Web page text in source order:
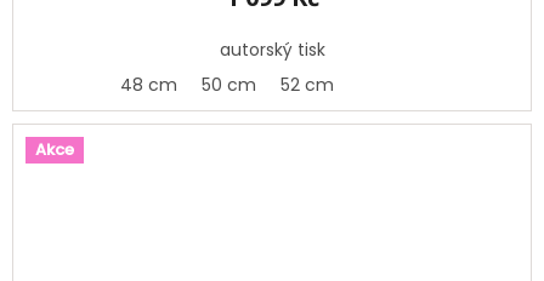
autorský tisk
48 cm
50 cm 52 cm
Akce